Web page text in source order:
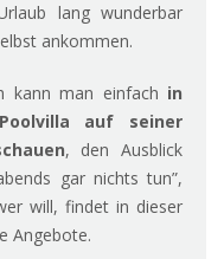
lang wunderbar
ankommen.
kann man einfach in
auf seiner
, den Ausblick
gar nichts tun”,
will, findet in dieser
Angebote.